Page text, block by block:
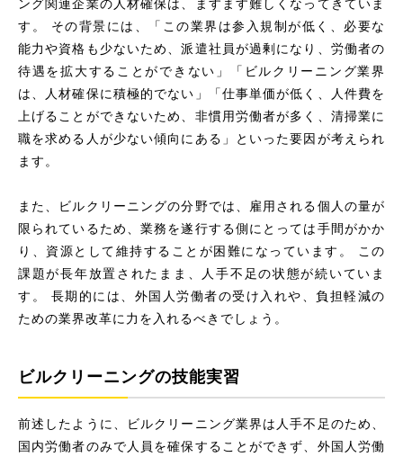
す。 その背景には、「この業界は参入規制が低く、必要な
能力や資格も少ないため、派遣社員が過剰になり、労働者の
待遇を拡大することができない」「ビルクリーニング業界
は、人材確保に積極的でない」「仕事単価が低く、人件費を
上げることができないため、非慣用労働者が多く、清掃業に
職を求める人が少ない傾向にある」といった要因が考えられ
ます。
また、ビルクリーニングの分野では、雇用される個人の量が
限られているため、業務を遂行する側にとっては手間がかか
り、資源として維持することが困難になっています。 この
課題が長年放置されたまま、人手不足の状態が続いていま
す。 長期的には、外国人労働者の受け入れや、負担軽減の
ための業界改革に力を入れるべきでしょう。
ビルクリーニングの技能実習
前述したように、ビルクリーニング業界は人手不足のため、
国内労働者のみで人員を確保することができず、外国人労働